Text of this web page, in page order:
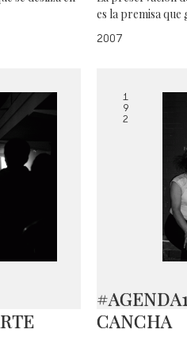
es la premisa que
2007
1
9
2
CANCHA